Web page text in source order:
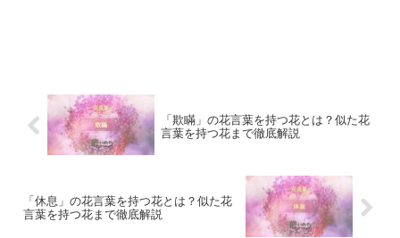
「欺瞞」の花言葉を持つ花とは？似た花
言葉を持つ花まで徹底解説
「休息」の花言葉を持つ花とは？似た花
言葉を持つ花まで徹底解説